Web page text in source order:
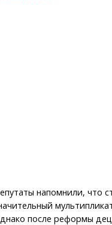
напомнили, что
после реформы